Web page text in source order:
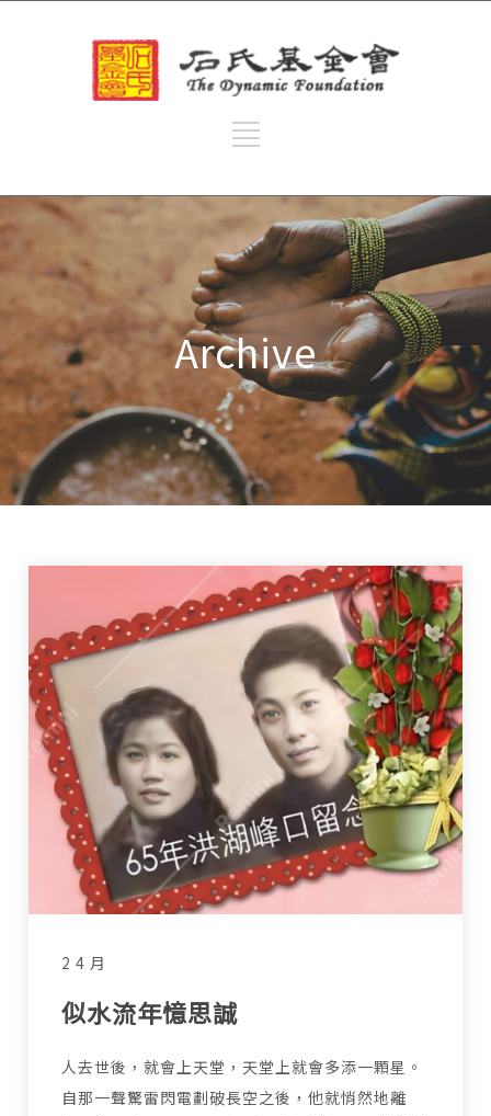
Archive
2 4 月
似水流年憶思誠
人去世後，就會上天堂，天堂上就會多添一顆星。
自那一聲驚雷閃電劃破長空之後，他就悄然地離